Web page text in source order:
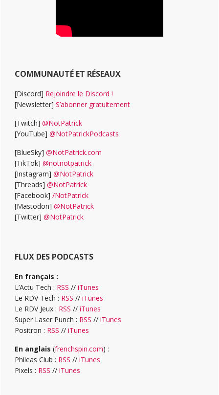
COMMUNAUTÉ ET RÉSEAUX
[Discord] Rejoindre le Discord !
[Newsletter] S’abonner gratuitement
[Twitch] @NotPatrick
[YouTube] @NotPatrickPodcasts
[BlueSky] @NotPatrick.com
[TikTok] @notnotpatrick
[Instagram] @NotPatrick
[Threads] @NotPatrick
[Facebook] /NotPatrick
[Mastodon] @NotPatrick
[Twitter] @NotPatrick
FLUX DES PODCASTS
En français :
L’Actu Tech : RSS // iTunes
Le RDV Tech : RSS // iTunes
Le RDV Jeux : RSS // iTunes
Super Laser Punch : RSS // iTunes
Positron : RSS // iTunes
En anglais (frenchspin.com) :
Phileas Club : RSS // iTunes
Pixels : RSS // iTunes